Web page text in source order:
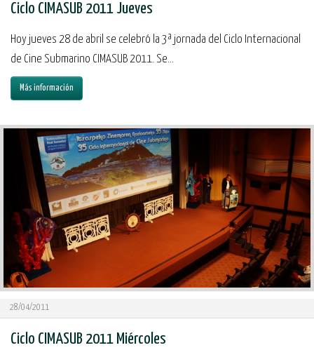
Ciclo CIMASUB 2011 Jueves
Hoy jueves 28 de abril se celebró la 3ª jornada del Ciclo Internacional
de Cine Submarino CIMASUB 2011. Se...
Más información
28/04/2011
Ciclo CIMASUB 2011 Miércoles